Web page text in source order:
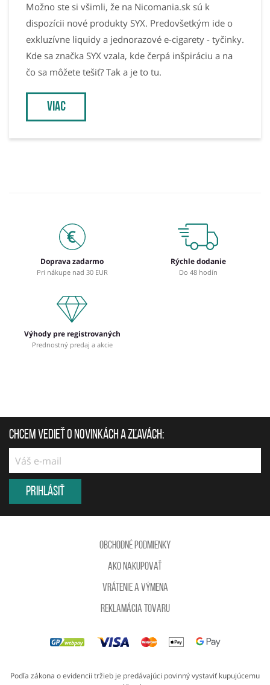
Možno ste si všimli, že na Nicomania.sk sú k
dispozícii nové produkty SYX. Predovšetkým ide o
exkluzívne liquidy a jednorazové e-cigarety - tyčinky.
Kde sa značka SYX vzala, kde čerpá inšpiráciu a na
čo sa môžete tešiť? Tak a je to tu.
viac
Doprava zadarmo
Pri nákupe nad 30 EUR
Rýchle dodanie
Do 48 hodín
Výhody pre registrovaných
Prednostný predaj a akcie
Chcem vedieť o novinkách a zľavách:
Prihlásiť
Obchodné podmienky
Ako nakupovať
Vrátenie a výmena
reklamácia tovaru
Podľa zákona o evidencii tržieb je predávajúci povinný vystaviť kupujúcemu